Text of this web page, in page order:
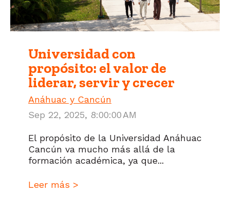
Universidad con
propósito: el valor de
liderar, servir y crecer
Anáhuac y Cancún
Sep 22, 2025, 8:00:00 AM
El propósito de la Universidad Anáhuac
Cancún va mucho más allá de la
formación académica, ya que...
Leer más >